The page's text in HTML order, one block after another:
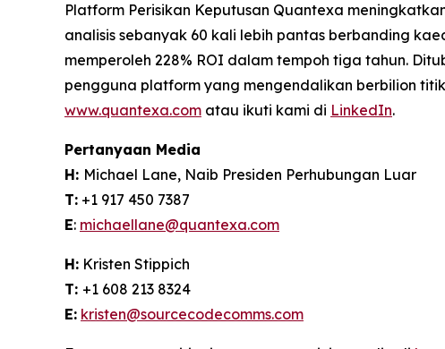
Platform Perisikan Keputusan Quantexa
analisis sebanyak 60 kali lebih pantas berbanding
memperoleh 228% ROI dalam tempoh tiga tahun.
pengguna platform yang mengendalikan berbilion
www.quantexa.com atau ikuti kami di LinkedIn.
Pertanyaan Media
H: Michael Lane, Naib Presiden Perhubungan Luar
T: +1 917 450 7387
E: michaellane@quantexa.com
H: Kristen Stippich
T: +1 608 213 8324
E: kristen@sourcecodecomms.com